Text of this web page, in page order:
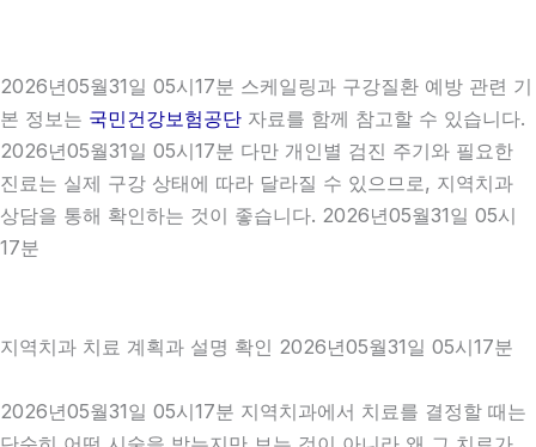
2026년05월31일 05시17분 스케일링과 구강질환 예방 관련 기
본 정보는 국민건강보험공단 자료를 함께 참고할 수 있습니다.
2026년05월31일 05시17분 다만 개인별 검진 주기와 필요한
진료는 실제 구강 상태에 따라 달라질 수 있으므로, 지역치과
상담을 통해 확인하는 것이 좋습니다. 2026년05월31일 05시
17분
지역치과 치료 계획과 설명 확인 2026년05월31일 05시17분
2026년05월31일 05시17분 지역치과에서 치료를 결정할 때는